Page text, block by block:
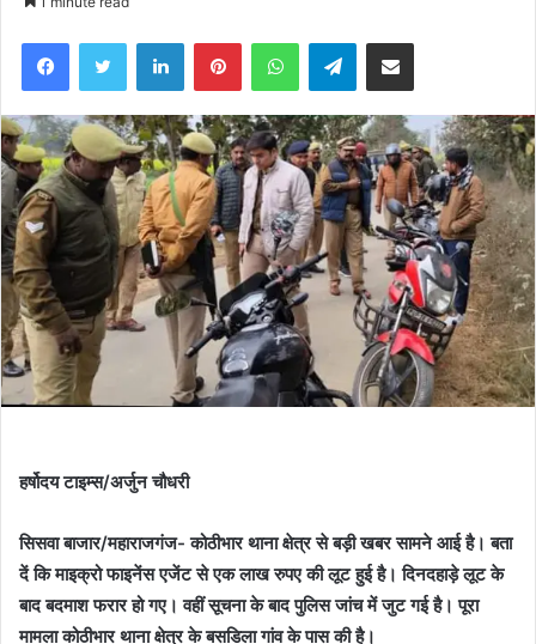
FacebookTwitter LinkedInPinterestWhatsAppTelegramShare via Email
हर्षोदय टाइम्स/अर्जुन चौधरी
सिसवा बाजार/महाराजगंज- कोठीभार थाना क्षेत्र से बड़ी खबर सामने आई है। बता
दें कि माइक्रो फाइनेंस एजेंट से एक लाख रुपए की लूट हुई है। दिनदहाड़े लूट के
बाद बदमाश फरार हो गए। वहीं सूचना के बाद पुलिस जांच में जुट गई है। पूरा
मामला कोठीभार थाना क्षेत्र के बसडिला गांव के पास की है।